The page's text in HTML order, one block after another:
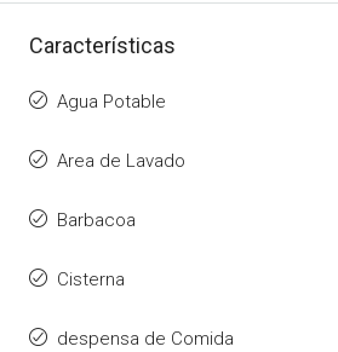
Características
Agua Potable
Area de Lavado
Barbacoa
Cisterna
despensa de Comida